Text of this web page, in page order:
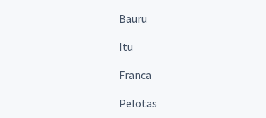
Bauru
Itu
Franca
Pelotas